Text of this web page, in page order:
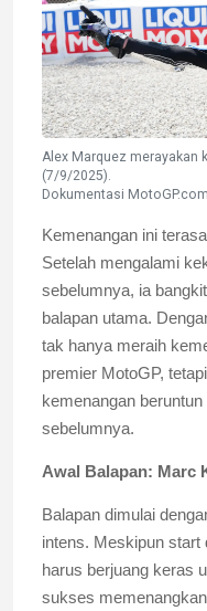
Alex Marquez merayakan
(7/9/2025).
Dokumentasi MotoGP.com
Kemenangan ini
Setelah mengalami
sebelumnya, ia
balapan utama.
tak hanya meraih
premier MotoGP,
kemenangan
sebelumnya.
Awal Balapan: Marc
Balapan dimulai
intens. Meskipun start
harus berjuang keras
sukses